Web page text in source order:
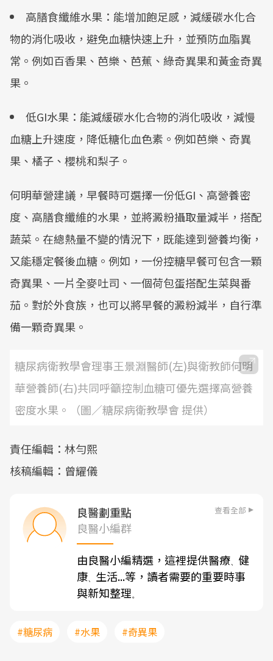
高膳食纖維水果：能增加飽足感，減緩碳水化合
物的消化吸收，避免血糖快速上升，並預防血脂異
常。例如百香果、芭樂、芭蕉、綠奇異果和黃金奇異
果。
低GI水果：能減緩碳水化合物的消化吸收，減慢
血糖上升速度，降低糖化血色素。例如芭樂、奇異
果、橘子、櫻桃和梨子。
何明華營建議，早餐時可選擇一份低GI、高營養密
度、高膳食纖維的水果，並將澱粉攝取量減半，搭配
蔬菜。在總熱量不變的情況下，既能達到營養均衡，
又能穩定餐後血糖。例如，一份控糖早餐可包含一顆
奇異果、一片全麥吐司、一個荷包蛋搭配生菜與番
茄。對於外食族，也可以將早餐的澱粉減半，自行準
備一顆奇異果。
糖尿病衛教學會理事王景淵醫師(左)與衛教師何明
華營養師(右)共同呼籲控制血糖可優先選擇高營養
密度水果。（圖／糖尿病衛教學會 提供）
責任編輯：林勻熙
核稿編輯：曾耀儀
良醫劃重點 查看全部
良醫小編群
由良醫小編精選，這裡提供醫療、 健
康、 生活...等，讀者需要的重要時事
與新知整理。
#糖尿病 #水果 #奇異果